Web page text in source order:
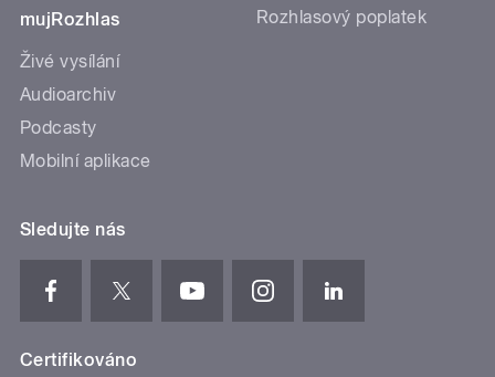
mujRozhlas
Živé vysílání
Audioarchiv
Podcasty
Mobilní aplikace
Rozhlasový poplatek
Sledujte nás
Certifikováno